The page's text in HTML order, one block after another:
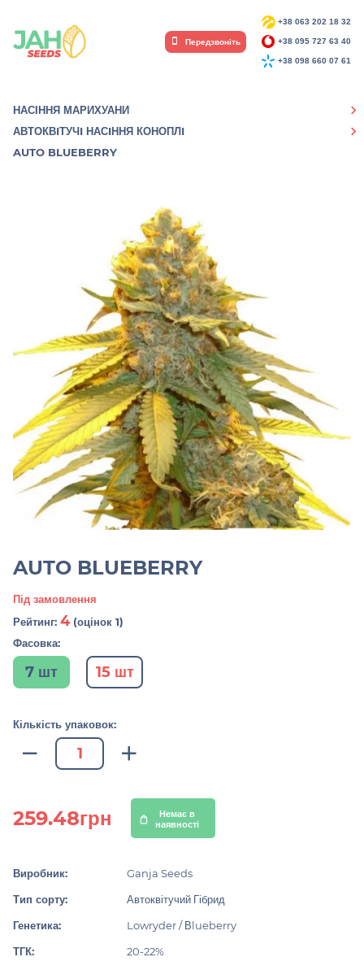
+38 063 202 18 32
+38 095 727 63 40
+38 098 660 07 61
Передзвоніть
НАСІННЯ МАРИХУАНИ
АВТОКВIТУЧI НАСIННЯ КОНОПЛI
AUTO BLUEBERRY
AUTO BLUEBERRY
Під замовлення
Рейтинг: 4(оцінок 1)
Фасовка:
7 шт 15 шт
Кількість упаковок:
259.48грн
Немає в
наявності
Виробник:
Ganja Seeds
Тип сорту:
Автоквітучий Гібрид
Генетика:
Lowryder / Вlueberry
ТГК:
20-22%